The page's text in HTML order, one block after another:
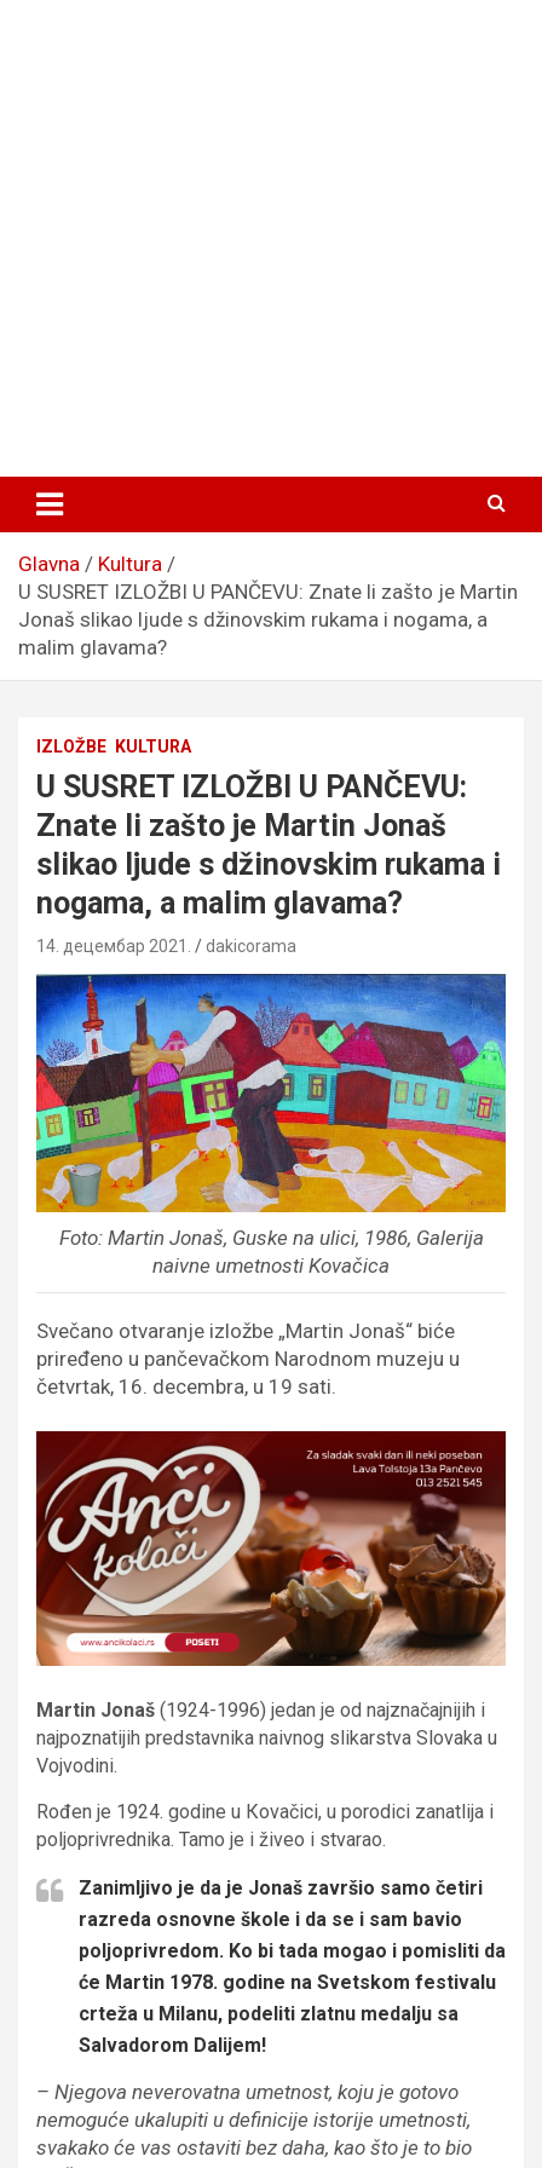
Glavna
Kultura
U SUSRET IZLOŽBI U PANČEVU: Znate li zašto je Martin
Jonaš slikao ljude s džinovskim rukama i nogama, a
malim glavama?
IZLOŽBE KULTURA
U SUSRET IZLOŽBI U PANČEVU:
Znate li zašto je Martin Jonaš
slikao ljude s džinovskim rukama i
nogama, a malim glavama?
14. децембар 2021. dakicorama
Foto: Martin Jonaš, Guske na ulici, 1986, Galerija
naivne umetnosti Kovačica
Svečano otvaranje izložbe „Martin Jonaš“ biće
priređeno u pančevačkom Narodnom muzeju u
četvrtak, 16. decembra, u 19 sati.
Martin Jonaš (1924-1996) jedan je od najznačajnijih i
najpoznatijih predstavnika naivnog slikarstva Slovaka u
Vojvodini.
Rođen je 1924. godine u Кovačici, u porodici zanatlija i
poljoprivrednika. Tamo je i živeo i stvarao.
Zanimljivo je da je Jonaš završio samo četiri
razreda osnovne škole i da se i sam bavio
poljoprivredom. Ko bi tada mogao i pomisliti da
će Martin 1978. godine na Svetskom festivalu
crteža u Milanu, podeliti zlatnu medalju sa
Salvadorom Dalijem!
– Njegova neverovatna umetnost, koju je gotovo
nemoguće ukalupiti u definicije istorije umetnosti,
svakako će vas ostaviti bez daha, kao što je to bio